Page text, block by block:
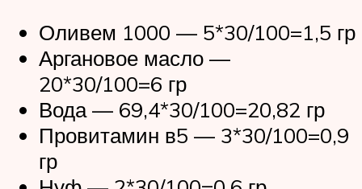
Оливем 1000 — 5*30/100=1,5 гр
Аргановое масло —
20*30/100=6 гр
Вода — 69,4*30/100=20,82 гр
Провитамин в5 — 3*30/100=0,9
гр